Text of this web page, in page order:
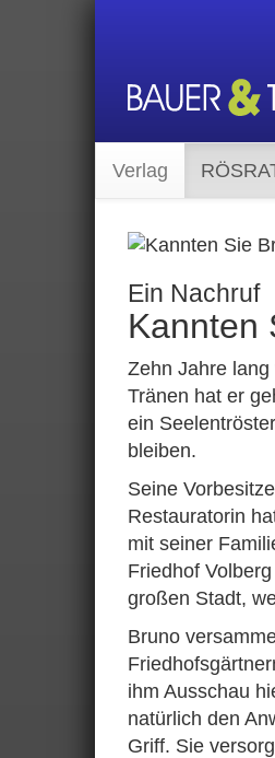
Verlag
Ein Nachruf
Kannten
Zehn Jahre
Tränen hat er
ein
bleiben.
Seine
Restauratorin
mit seiner
Friedhof
großen Stadt,
Bruno
ihm Ausschau
natürlich den
Griff. Sie